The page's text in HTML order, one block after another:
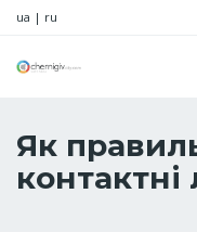
ua | ru
Як
контактні